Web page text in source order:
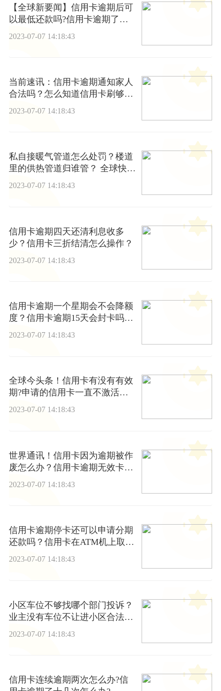
【全球新要闻】信用卡逾期后可
以最低还款吗?信用卡逾期了十
2023-07-07 14:18:43
当前速讯：信用卡逾期通知家人
合法吗？怎么知道信用卡刷够次
2023-07-07 14:18:43
私自接暖气管道怎么处罚？楼道
里的供热管道归谁管？ 全球快消
息
2023-07-07 14:18:43
信用卡逾期四天还清利息收多
少？信用卡三折结清怎么操作？
2023-07-07 14:18:43
信用卡逾期一个星期会不会降额
度？信用卡逾期15天会封卡吗？
动态
2023-07-07 14:18:43
全球今头条！信用卡有没有有效
期?申请的信用卡一直不激活会
怎么样?
2023-07-07 14:18:43
世界通讯！信用卡因为逾期被作
废怎么办？信用卡逾期无效卡怎
2023-07-07 14:18:43
信用卡逾期停卡还可以申请分期
还款吗？信用卡在ATM机上取现
要手续费吗？
2023-07-07 14:18:43
小区车位不够找哪个部门投诉？
业主没有车位不让进小区合法
2023-07-07 14:18:43
信用卡连续逾期两次怎么办?信